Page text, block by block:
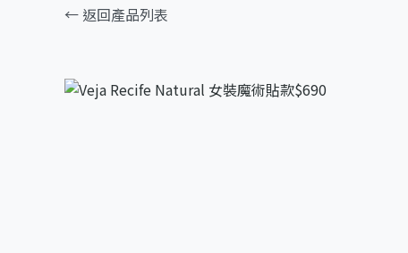
← 返回產品列表